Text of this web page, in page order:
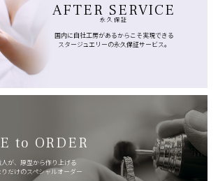
AFTER SERVICE
永久保証
国内に自社工房があるからこそ実現できる
スタージュエリーの永久保証サービス。
to ORDER
が、原型から作り上げる
だけのスペシャルオーダー